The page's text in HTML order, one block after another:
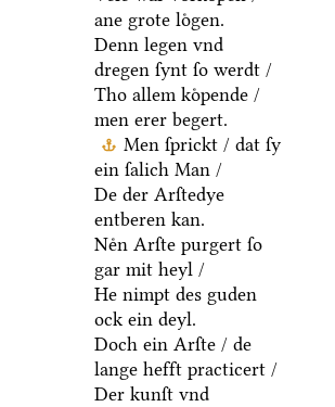
ane grote loͤgen.
Denn legen vnd
dregen ſynt ſo werdt /
Tho allem koͤpende /
men erer begert.
Men ſprickt / dat ſy
ein ſalich Man /
De der Arſtedye
entberen kan.
Neͤn Arſte purgert ſo
gar mit heyl /
He nimpt des guden
ock ein deyl.
Doch ein Arſte / de
lange hefft practicert /
Der kunſt vnd